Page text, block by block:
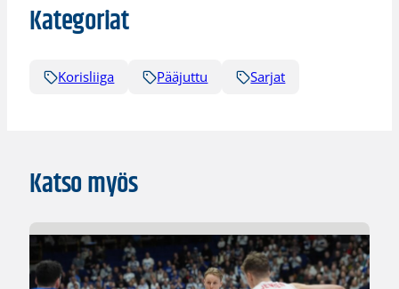
Kategoriat
Korisliiga Pääjuttu Sarjat
Katso myös